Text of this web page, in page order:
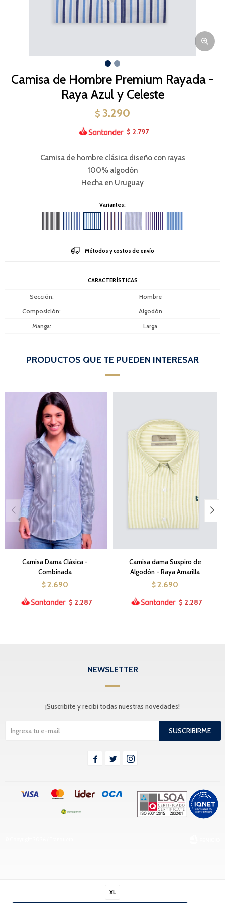
Camisa de Hombre Premium Rayada -
Raya Azul y Celeste
$ 3.290
$ 2.797
Camisa de hombre clásica diseño con rayas
100% algodón
Hecha en Uruguay
Variantes:
XL
Métodos y costos de envío
CARACTERÍSTICAS
Sección
Hombre
Composición
Algodón
Manga
Larga
PRODUCTOS QUE TE PUEDEN INTERESAR
Camisa Dama Clásica -
Combinada
$ 2.690
$ 2.287
Camisa dama Suspiro de
Algodón - Raya Amarilla
$ 2.690
$ 2.287
NEWSLETTER
¡Suscribite y recibí todas nuestras novedades!
SUSCRIBIRME
  